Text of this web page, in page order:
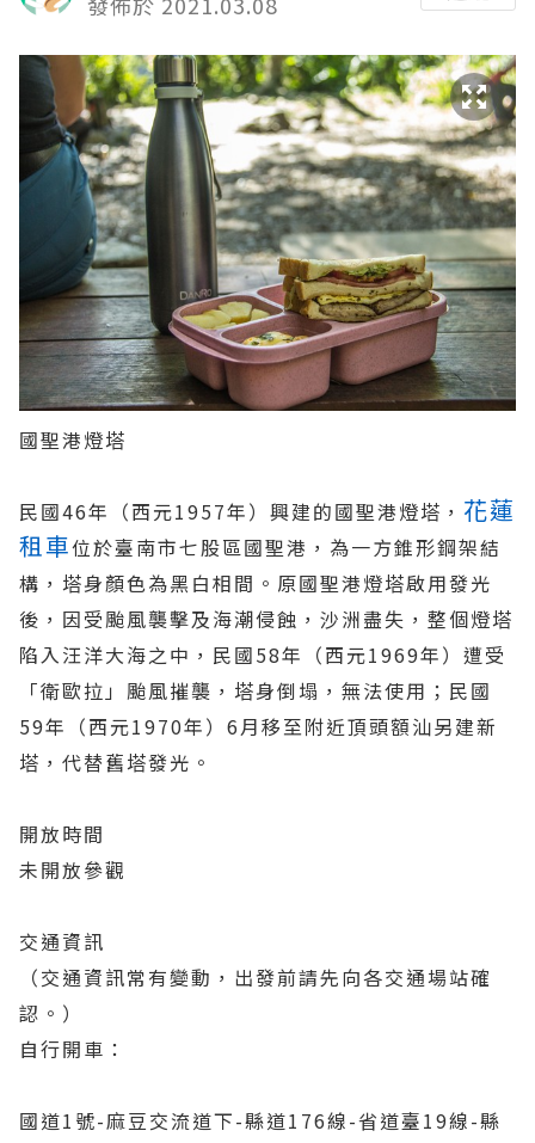
國聖港燈塔
民國46年（西元1957年）興建的國聖港燈塔， 花蓮
租車位於臺南市七股區國聖港，為一方錐形鋼架結
構，塔身顏色為黑白相間。原國聖港燈塔啟用發光
後，因受颱風襲擊及海潮侵蝕，沙洲盡失，整個燈塔
陷入汪洋大海之中，民國58年（西元1969年）遭受
「衛歐拉」颱風摧襲，塔身倒塌，無法使用；民國
59年（西元1970年）6月移至附近頂頭額汕另建新
塔，代替舊塔發光。
開放時間
未開放參觀
交通資訊
（交通資訊常有變動，出發前請先向各交通場站確
認。）
自行開車：
國道1號-麻豆交流道下-縣道176線-省道臺19線-縣